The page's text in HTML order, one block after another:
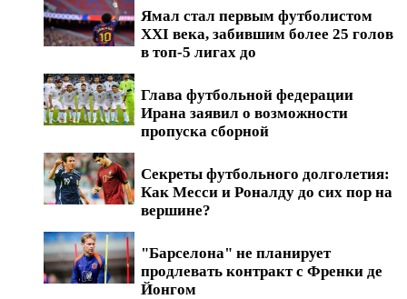
Ямал стал первым футболистом
XXI века, забившим более 25 голов
в топ-5 лигах до
Глава футбольной федерации
Ирана заявил о возможности
пропуска сборной
Секреты футбольного долголетия:
Как Месси и Роналду до сих пор на
вершине?
"Барселона" не планирует
продлевать контракт с Френки де
Йонгом